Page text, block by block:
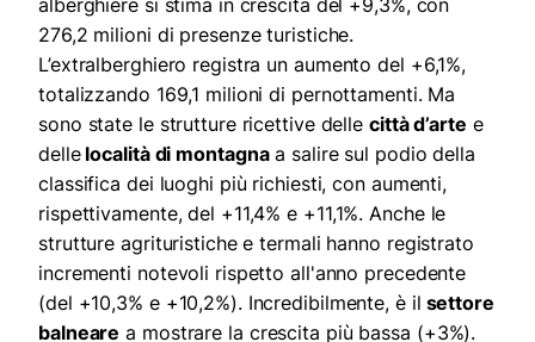
alberghiere si stima in crescita del +9,3%, con
276,2 milioni di presenze turistiche.
L’extralberghiero registra un aumento del +6,1%,
totalizzando 169,1 milioni di pernottamenti. Ma
sono state le strutture ricettive delle città d’arte e
dellelocalità di montagnaa salire sul podio della
classifica dei luoghi più richiesti, con aumenti,
rispettivamente, del +11,4% e +11,1%. Anche le
strutture agrituristiche e termali hanno registrato
incrementi notevoli rispetto all'anno precedente
(del +10,3% e +10,2%). Incredibilmente, è il settore
balneare a mostrare la crescita più bassa (+3%).